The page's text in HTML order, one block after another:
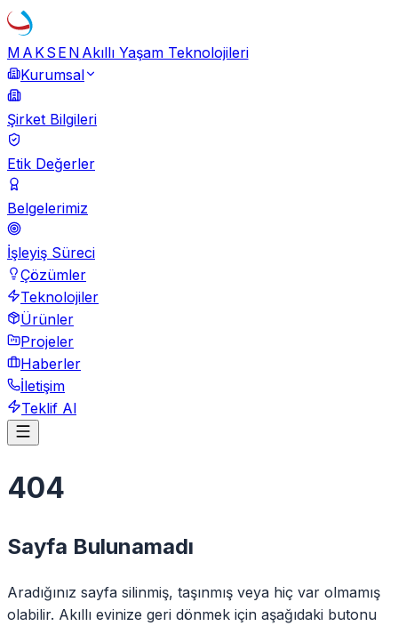
MAKSEN Akıllı Yaşam Teknolojileri
Kurumsal
Şirket Bilgileri
Etik Değerler
Belgelerimiz
İşleyiş Süreci
Çözümler
Teknolojiler
Ürünler
Projeler
Haberler
İletişim
Teklif Al
404
Sayfa Bulunamadı
Aradığınız sayfa silinmiş, taşınmış veya hiç var olmamış
olabilir. Akıllı evinize geri dönmek için aşağıdaki butonu